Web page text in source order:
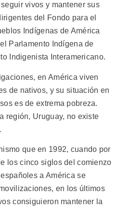
vivos y mantener sus
del Fondo para el
Indígenas de América
Parlamento Indígena de
Indigenista Interamericano.
en América viven
de nativos, y su situación en
es de extrema pobreza.
región, Uruguay, no existe
que en 1992, cuando por
los cinco siglos del comienzo
a América se
en los últimos
consiguieron mantener la